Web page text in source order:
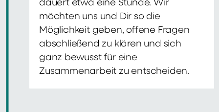
dauert etwa eine Stunde. Wir
möchten uns und Dir so die
Möglichkeit geben, offene Fragen
abschließend zu klären und sich
ganz bewusst für eine
Zusammenarbeit zu entscheiden.